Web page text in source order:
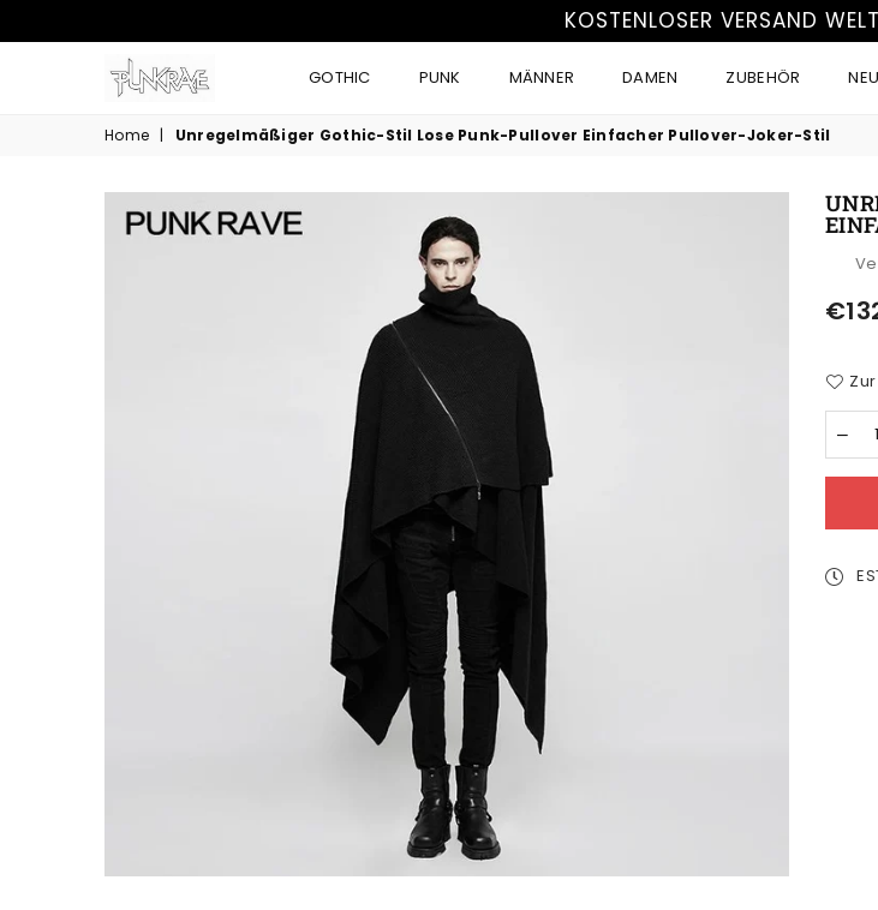
KOSTENLOSER VERSAND
GOTHIC PUNK MÄNNER DAMEN ZUBEHÖR
Home | Unregelmäßiger Gothic-Stil Lose Punk-Pullover Einfacher Pullover-Joker-Stil